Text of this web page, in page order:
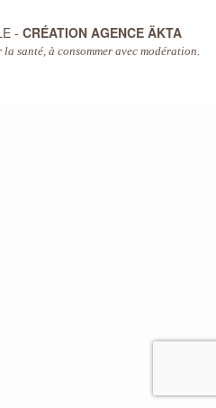
- CRÉATION AGENCE ÄKTA
santé, à consommer avec modération.